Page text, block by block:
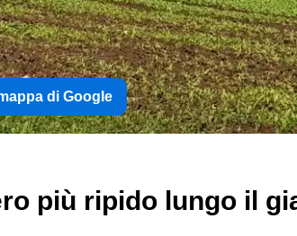
di Google
più ripido lungo il